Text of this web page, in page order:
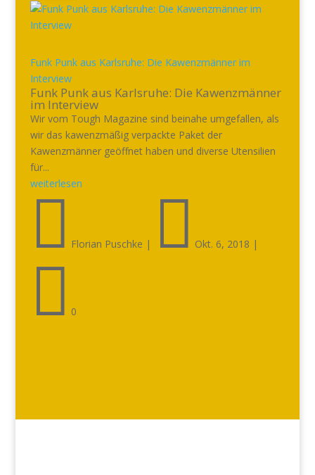
Funk Punk aus Karlsruhe: Die Kawenzmänner im
Interview
Funk Punk aus Karlsruhe: Die Kawenzmänner
im Interview
Wir vom Tough Magazine sind beinahe umgefallen, als
wir das kawenzmäßig verpackte Paket der
Kawenzmänner geöffnet haben und diverse Utensilien
für...
weiterlesen
 Florian Puschke |  Okt. 6, 2018 |
 0